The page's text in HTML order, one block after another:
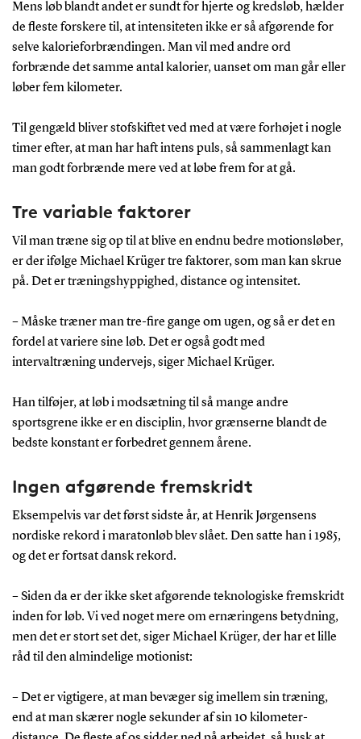
Mens løb blandt andet er sundt for hjerte og kredsløb, hælder
de fleste forskere til, at intensiteten ikke er så afgørende for
selve kalorieforbrændingen. Man vil med andre ord
forbrænde det samme antal kalorier, uanset om man går eller
løber fem kilometer.
Til gengæld bliver stofskiftet ved med at være forhøjet i nogle
timer efter, at man har haft intens puls, så sammenlagt kan
man godt forbrænde mere ved at løbe frem for at gå.
Tre variable faktorer
Vil man træne sig op til at blive en endnu bedre motionsløber,
er der ifølge Michael Krüger tre faktorer, som man kan skrue
på. Det er træningshyppighed, distance og intensitet.
– Måske træner man tre-fire gange om ugen, og så er det en
fordel at variere sine løb. Det er også godt med
intervaltræning undervejs, siger Michael Krüger.
Han tilføjer, at løb i modsætning til så mange andre
sportsgrene ikke er en disciplin, hvor grænserne blandt de
bedste konstant er forbedret gennem årene.
Ingen afgørende fremskridt
Eksempelvis var det først sidste år, at Henrik Jørgensens
nordiske rekord i maratonløb blev slået. Den satte han i 1985,
og det er fortsat dansk rekord.
– Siden da er der ikke sket afgørende teknologiske fremskridt
inden for løb. Vi ved noget mere om ernæringens betydning,
men det er stort set det, siger Michael Krüger, der har et lille
råd til den almindelige motionist:
– Det er vigtigere, at man bevæger sig imellem sin træning,
end at man skærer nogle sekunder af sin 10 kilometer-